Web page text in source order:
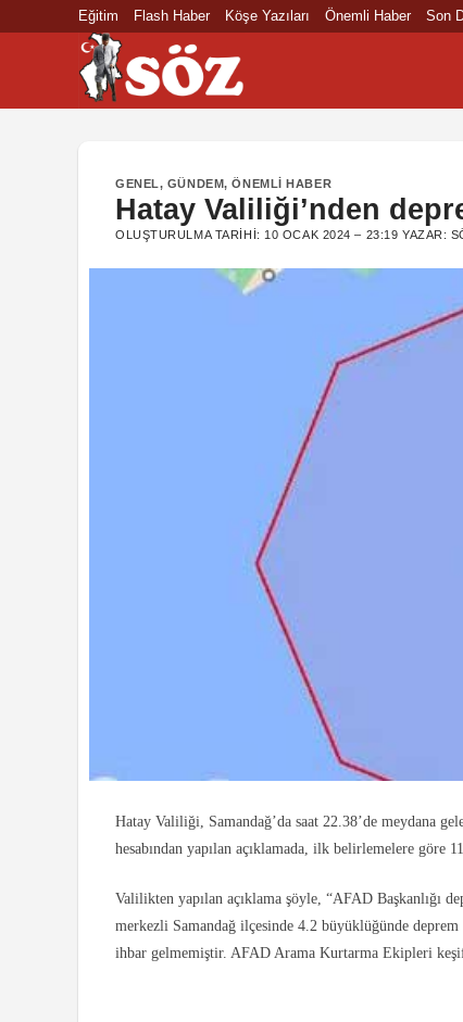
Eğitim Flash Haber Köşe Yazıları Önemli Haber Son
GENEL, GÜNDEM,ÖNEMLI HABER
Hatay Valiliği’nden
OLUŞTURULMA TARIHI: 10 OCAK 2024 – 23:19 YAZAR:
Hatay Valiliği, Samandağ’da saat 22.38’de meydana
hesabından yapılan açıklamada, ilk belirlemelere
Valilikten yapılan açıklama şöyle, “AFAD Başkanlığı
merkezli Samandağ ilçesinde 4.2 büyüklüğünde
ihbar gelmemiştir. AFAD Arama Kurtarma Ekipleri